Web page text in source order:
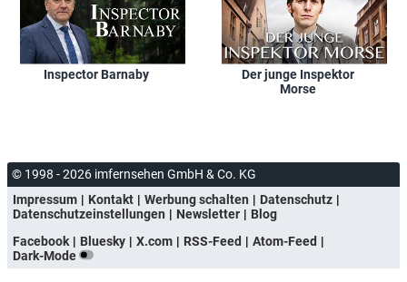
Inspector Barnaby
Der junge Inspektor
Morse
© 1998 - 2026 imfernsehen GmbH & Co. KG
Impressum
Kontakt Werbung schalten
Datenschutz
Datenschutzeinstellungen
Newsletter
Blog
Facebook
Bluesky X.com RSS-Feed
Atom-Feed
Dark-Mode